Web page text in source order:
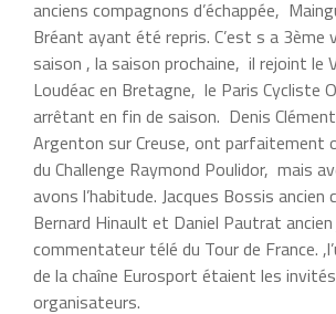
anciens compagnons d’échappée,
Bréant ayant été repris. C’est s a 3ème
saison , la saison prochaine, il rejoint le
Loudéac en Bretagne, le Paris Cycliste
arrêtant en fin de saison. Denis Clément
Argenton sur Creuse, ont parfaitement
du Challenge Raymond Poulidor, mais
avons l’habitude. Jacques Bossis ancien
Bernard Hinault et Daniel Pautrat
commentateur télé du Tour de France.
de la chaîne Eurosport étaient les
organisateurs.